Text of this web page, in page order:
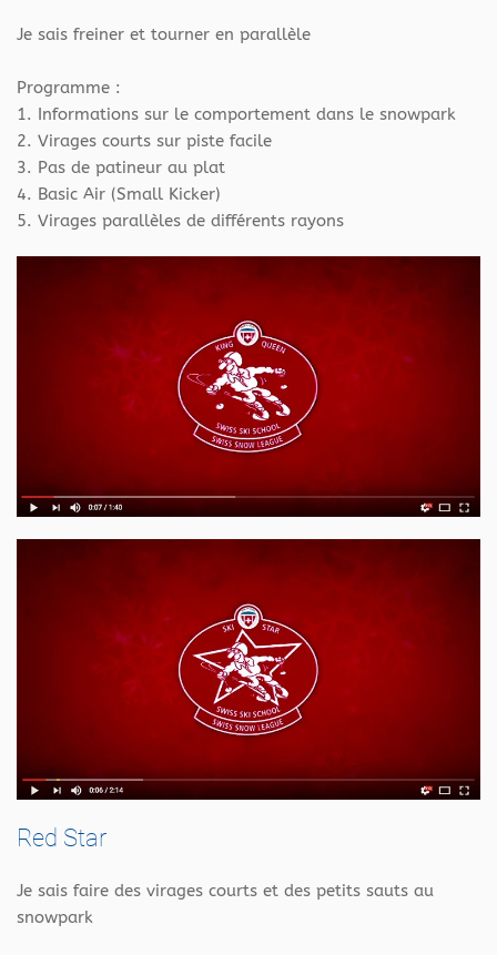
Je sais freiner et tourner en parallèle
Programme :
1. Informations sur le comportement dans le snowpark
2. Virages courts sur piste facile
3. Pas de patineur au plat
4. Basic Air (Small Kicker)
5. Virages parallèles de différents rayons
Red Star
Je sais faire des virages courts et des petits sauts au
snowpark